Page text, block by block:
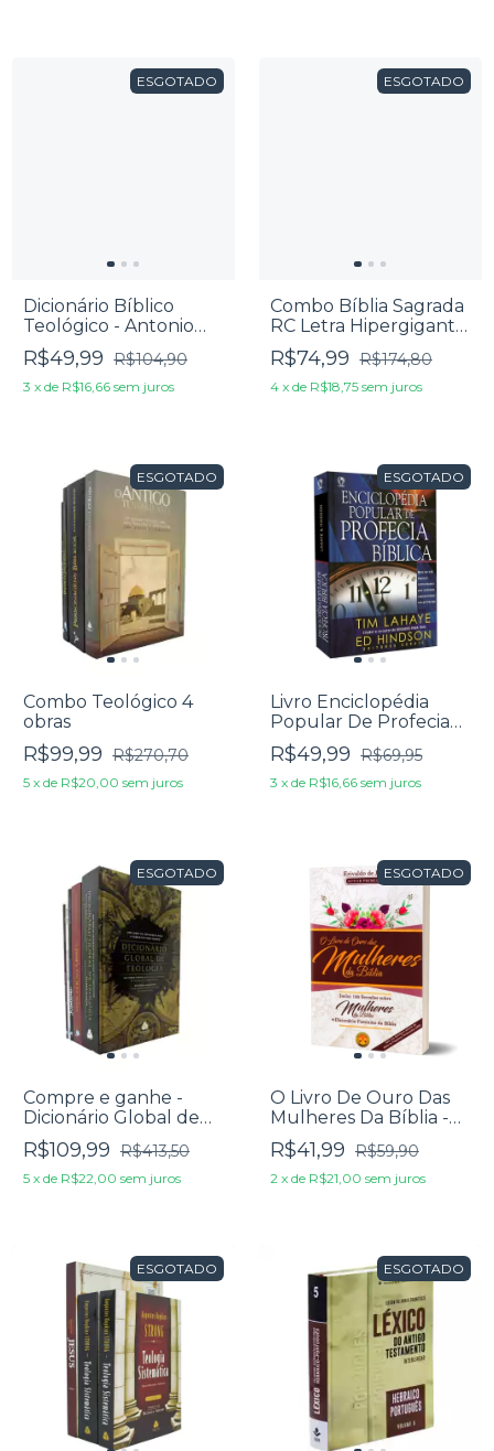
ESGOTADO
Dicionário Bíblico
Teológico - Antonio
Santos
R$49,99 R$104,90
3 x de R$16,66 sem juros
ESGOTADO
Combo Bíblia Sagrada
RC Letra Hipergigante
Com Harpa Avivada e
Corinhos Zíper Preta +
Dicionário Bíblico
R$74,99 R$174,80
4 x de R$18,75 sem juros
ESGOTADO
Combo Teológico 4
obras
R$99,99 R$270,70
5 x de R$20,00 sem juros
ESGOTADO
Livro Enciclopédia
Popular De Profecia
Bíblica - Tim Lahaye E
Ed Hindson
R$49,99 R$69,95
3 x de R$16,66 sem juros
ESGOTADO
Compre e ganhe -
Dicionário Global de
Teologia + 4 Livros
Teológicos
R$109,99 R$413,50
5 x de R$22,00 sem juros
ESGOTADO
O Livro De Ouro Das
Mulheres Da Bíblia -
Erivaldo de Jesus
R$41,99 R$59,90
2 x de R$21,00 sem juros
ESGOTADO ESGOTADO